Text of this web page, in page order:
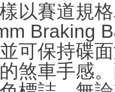
以賽道規
Braking
可保持碟
煞車手感